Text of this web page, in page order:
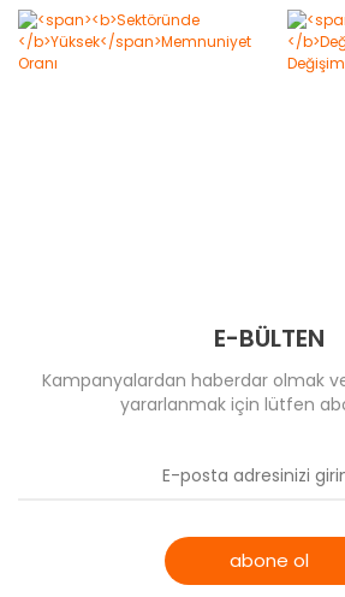
E-BÜLTEN
Kampanyalardan haberdar olmak
yararlanmak için lütfen
abone ol